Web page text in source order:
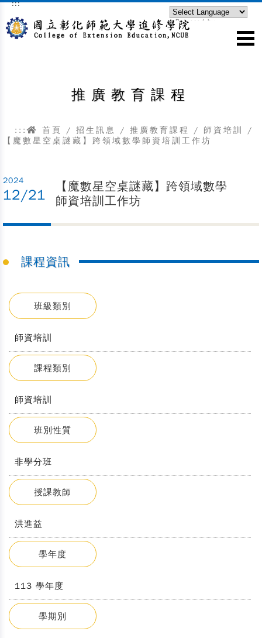
跳到主要內容區塊
:::
Powered by
推廣教育課程
::: 首頁 / 招生訊息 / 推廣教育課程 / 師資培訓
/
【魔數星空桌謎藏】跨領域數學師資培訓工作坊
2024
12/21
【魔數星空桌謎藏】跨領域數學
師資培訓工作坊
課程資訊
班級類別
師資培訓
課程類別
師資培訓
班別性質
非學分班
授課教師
洪進益
學年度
113 學年度
學期別